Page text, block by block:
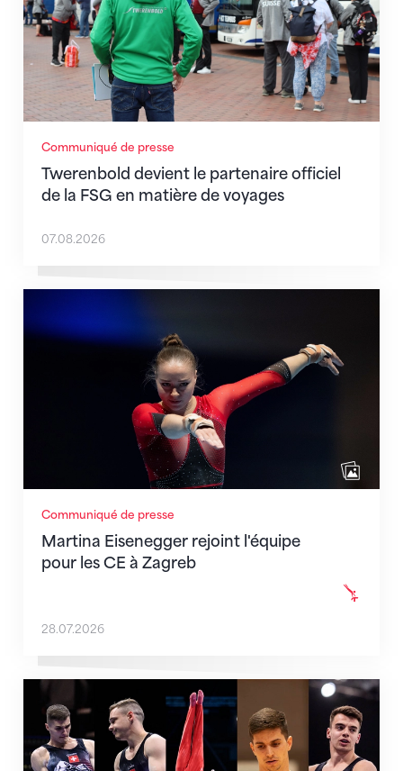
Communiqué de presse
Twerenbold devient le partenaire officiel
de la FSG en matière de voyages
07.08.2026
Communiqué de presse
Martina Eisenegger rejoint l'équipe
pour les CE à Zagreb
28.07.2026
L'équipe masculine sélectionnée pour les CE de